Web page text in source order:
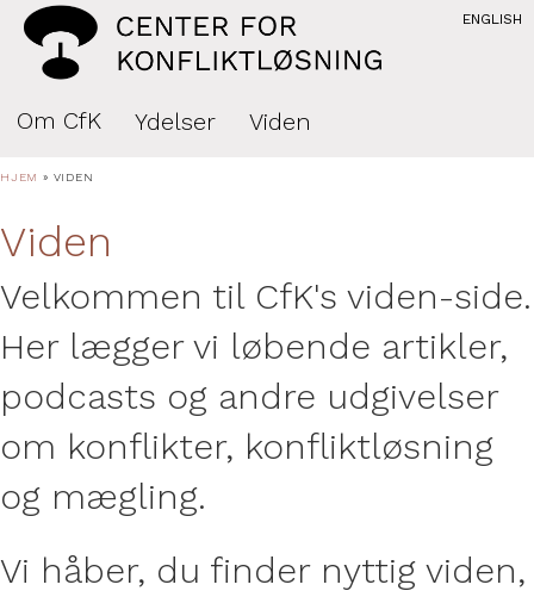
ENGLISH
Om CfK Ydelser Viden
HJEM » VIDEN
Viden
Velkommen til CfK's viden-side.
Her lægger vi løbende artikler,
podcasts og andre udgivelser
om konflikter, konfliktløsning
og mægling.
Vi håber, du finder nyttig viden,